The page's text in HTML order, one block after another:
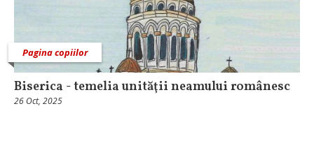
Pagina copiilor
Biserica - temelia unităţii neamului românesc
26 Oct, 2025